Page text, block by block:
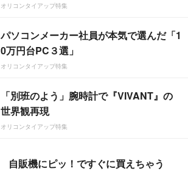
オリコンタイアップ特集
パソコンメーカー社員が本気で選んだ「1
0万円台PC３選」
オリコンタイアップ特集
「別班のよう」腕時計で『VIVANT』の
世界観再現
オリコンタイアップ特集
自販機にピッ！ですぐに買えちゃう